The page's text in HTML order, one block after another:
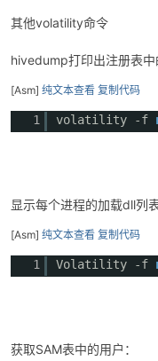
其他volatility命令
hivedump打印出注册表中
[Asm] 纯文本查看 复制代码
1 volatility -f
显示每个进程的加载dll列
[Asm] 纯文本查看 复制代码
1 Volatility -f
获取SAM表中的用户：